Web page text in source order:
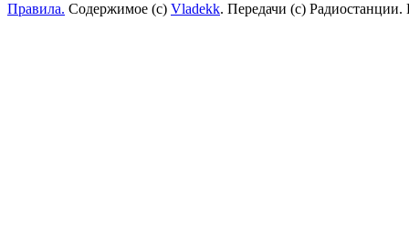
Правила. Содержимое (с) Vladekk. Передачи (с)